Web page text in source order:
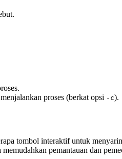
proses (berkat opsi -c).
tombol interaktif untuk
pemantauan dan